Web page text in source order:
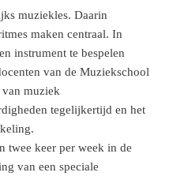
muziekles. Daarin
maken centraal. In
instrument te bespelen
van de Muziekschool
muziek
tegelijkertijd en het
twee keer per week in de
van een speciale